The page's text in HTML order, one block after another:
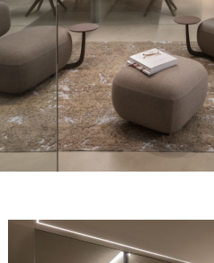
ОТДЕЛКИ
СИСТЕМЫ
КОМПАНИЯ
УСЛУГИ
ВСЕ ПРОЕКТЫ
КОНТАКТЫ